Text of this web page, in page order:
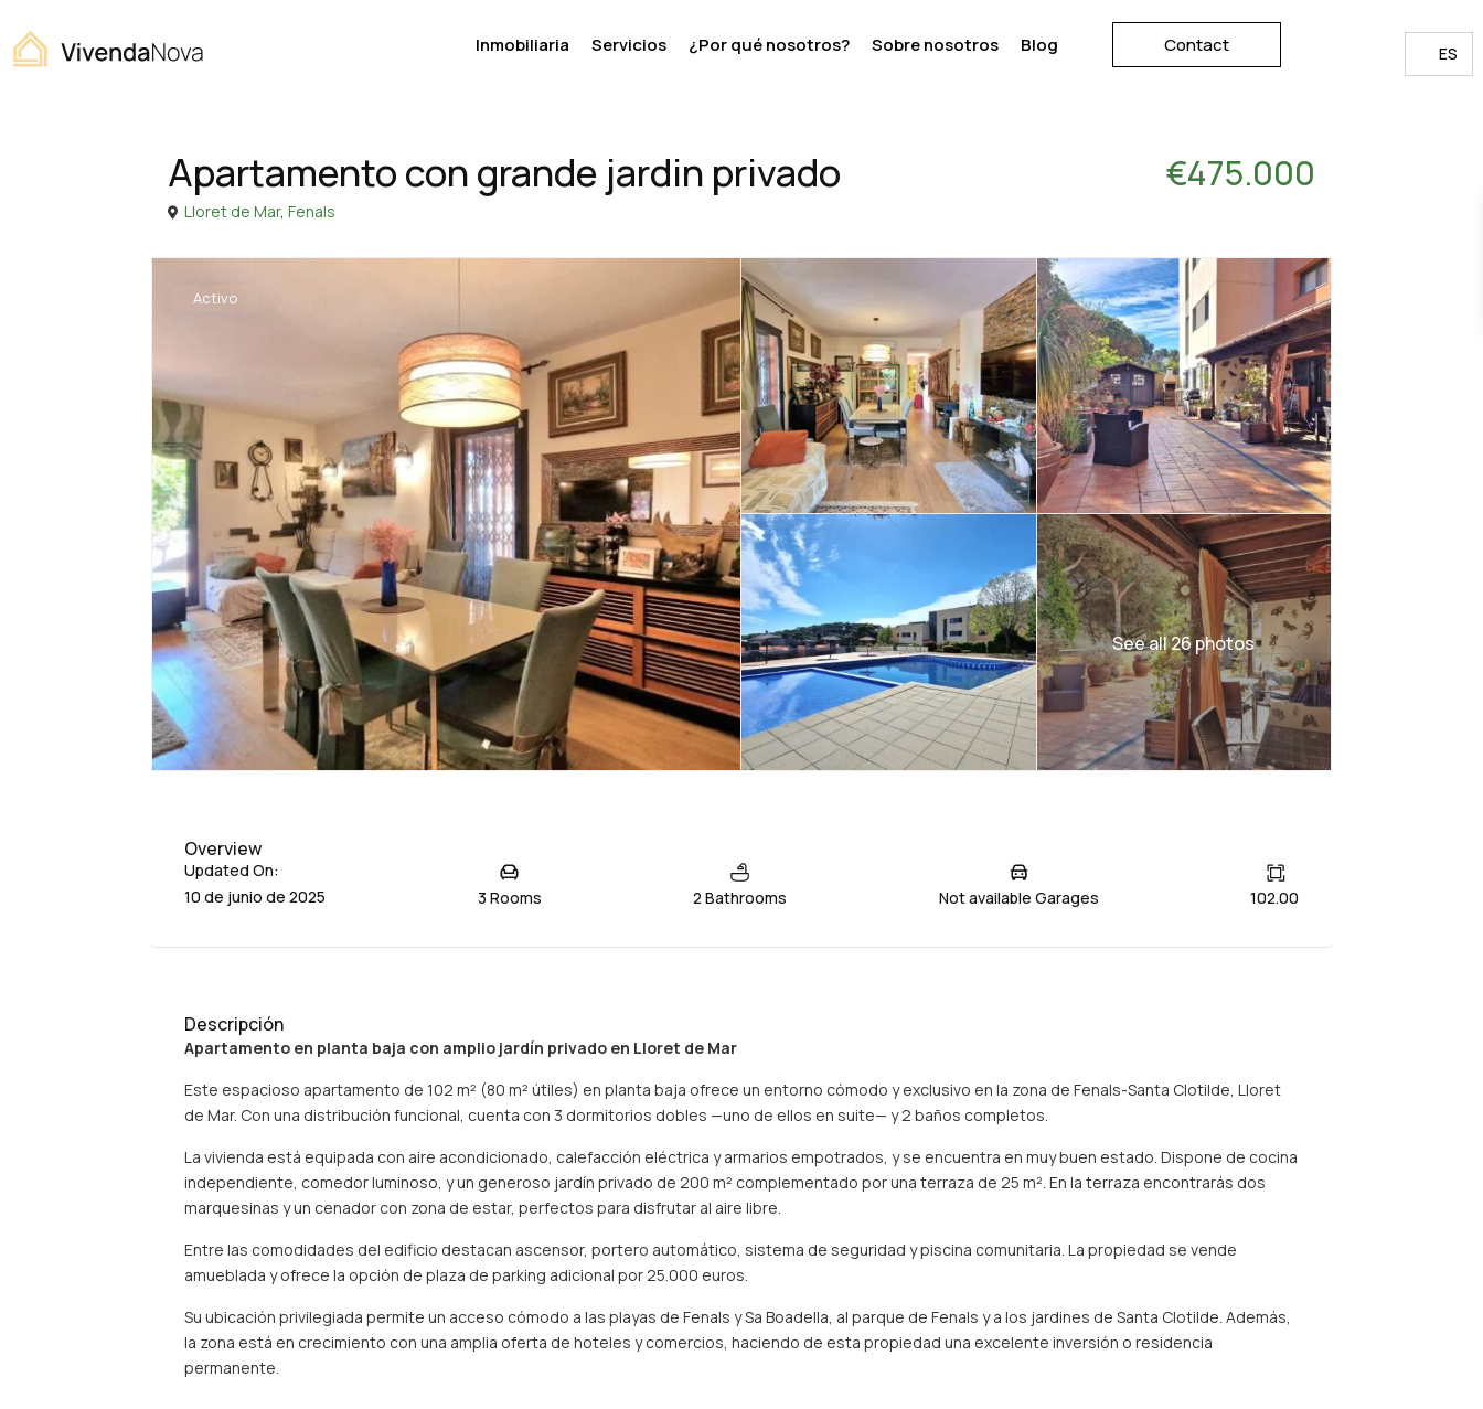
Inmobiliaria Servicios ¿Por qué nosotros? Sobre nosotros Blog Contact ES
Apartamento con grande jardin privado €475.000
Lloret de Mar, Fenals
Activo
See all 26 photos
Overview
Updated On:
10 de junio de 2025
3 Rooms 2 Bathrooms Not available Garages 102.00
Descripción
Apartamento en planta baja con amplio jardín privado en Lloret de Mar
Este espacioso apartamento de 102 m² (80 m² útiles) en planta baja ofrece un entorno cómodo y exclusivo en la zona de Fenals-Santa Clotilde, Lloret
de Mar. Con una distribución funcional, cuenta con 3 dormitorios dobles —uno de ellos en suite— y 2 baños completos.
La vivienda está equipada con aire acondicionado, calefacción eléctrica y armarios empotrados, y se encuentra en muy buen estado. Dispone de cocina
independiente, comedor luminoso, y un generoso jardín privado de 200 m² complementado por una terraza de 25 m². En la terraza encontrarás dos
marquesinas y un cenador con zona de estar, perfectos para disfrutar al aire libre.
Entre las comodidades del edificio destacan ascensor, portero automático, sistema de seguridad y piscina comunitaria. La propiedad se vende
amueblada y ofrece la opción de plaza de parking adicional por 25.000 euros.
Su ubicación privilegiada permite un acceso cómodo a las playas de Fenals y Sa Boadella, al parque de Fenals y a los jardines de Santa Clotilde. Además,
la zona está en crecimiento con una amplia oferta de hoteles y comercios, haciendo de esta propiedad una excelente inversión o residencia
permanente.